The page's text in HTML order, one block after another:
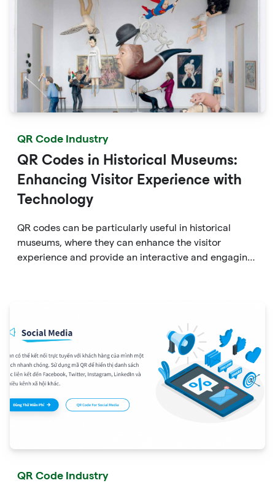
connect people to important information and
resources.
QR Code Industry
QR Codes in Historical Museums:
Enhancing Visitor Experience with
Technology
QR codes can be particularly useful in historical
museums, where they can enhance the visitor
experience and provide an interactive and engaging
QR Code Industry